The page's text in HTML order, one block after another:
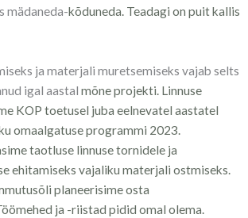
mädaneda-kõduneda. Teadagi on puit kallis
ja materjali muretsemiseks vajab selts
igal aastal mõne projekti. Linnuse
KOP toetusel juba eelnevatel aastatel
omaalgatuse programmi 2023.
taotluse linnuse tornidele ja
ehitamiseks vajaliku materjali ostmiseks.
planeerisime osta
ja -riistad pidid omal olema.